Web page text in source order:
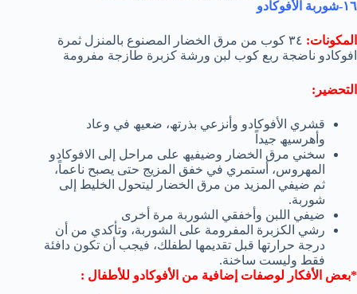
١٦-شوربة الأفوكادو
المكونات:
٣٤ كوب من مرق الخضار المصنوع بالمنزل ثمرة
افوكادو ناضجة ربع كوب لبن ورشة كزبرة طازجة مفرومة
التحضير:
قشري الأفوكادو وأنزعي بذرتھ، ضعیھ في وعاد
وأھرسیھ جیداً
سخني مرق الخضار وضیفیھ على مراحل إلى الافوكادو
المھروس، أستمري في خفق المزیج حتى یصبح ناعماً،
ثم ضیفي المزید من مرق الخضار لیتحول الخلیط إلى
شوربة.
ضیفي اللبن وأخفقي الشوربة مرة أخرى
رشي الكزبرة المفرومة على الشوربة، وتأكدي من أن
درجة حرارتھا قبل تقدیمھا لطفلك، فیجب أن تكون دافئة
فقط ولیست ساخنة.
*بعض الأفكار لوصفات إضافیة من الأفوكادو للأطفال :